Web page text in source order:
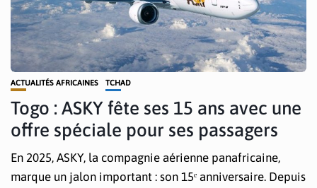
ACTUALITÉS AFRICAINES TCHAD
Togo : ASKY fête ses 15 ans avec une
offre spéciale pour ses passagers
En 2025, ASKY, la compagnie aérienne panafricaine,
marque un jalon important : son 15ᵉ anniversaire. Depuis